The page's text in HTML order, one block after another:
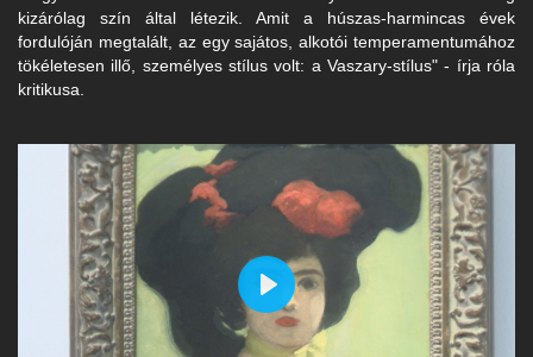
kizárólag szín által létezik. Amit a húszas-harmincas évek
fordulóján megtalált, az egy sajátos, alkotói temperamentumához
tökéletesen illő, személyes stílus volt: a Vaszary-stílus" - írja róla
kritikusa.
Play